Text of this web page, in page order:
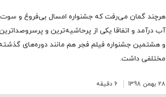
هرچند گمان می‌رفت که جشنواره امسال بی‌فروغ و سوت
آب درآمد و اتفاقا یکی از پرحاشیه‌ترین و
و هشتمین جشنواره فیلم فجر هم مانند دوره‌های
مختلفی داشت.
28 بهمن 1398 6 دقیقه